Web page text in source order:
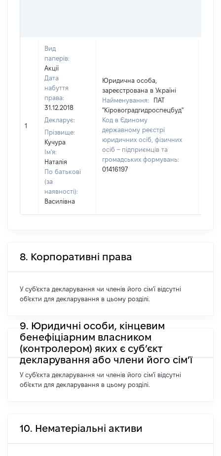
1
Вид
паперів:
Акції
Дата
набуття
права:
31.12.2018
Декларує:
Прізвище:
Кучура
Ім'я:
Наталія
По батькові
(за
наявності):
Василівна
Юридична особа,
зареєстрована в Україні
Найменування:
ПАТ
"Кіровоградгидроспецбуд"
Код в Єдиному
державному реєстрі
юридичних осіб, фізичних
осіб – підприємців та
громадських формувань:
01416197
8. Корпоративні права
У суб'єкта декларування чи членів його сім'ї відсутні
об'єкти для декларування в цьому розділі.
9. Юридичні особи, кінцевим
бенефіціарним власником
(контролером) яких є суб’єкт
декларування або члени його сім’ї
У суб'єкта декларування чи членів його сім'ї відсутні
об'єкти для декларування в цьому розділі.
10. Нематеріальні активи